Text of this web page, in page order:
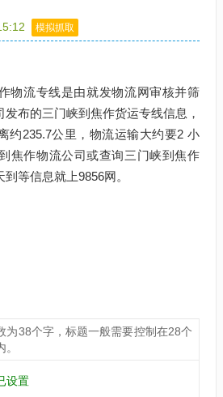
模拟抓取
物流专线是由就发物流网审核并筛
布的三门峡到焦作货运专线信息，
约235.7公里，物流运输大约要2 小
焦作物流公司或查询三门峡到焦作
等信息就上9856网。
为38个字，标题一般需要控制在28个
设置